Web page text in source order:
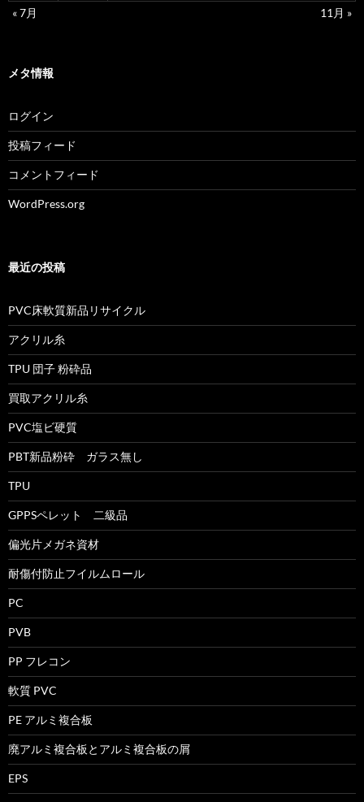
« 7月
11月 »
メタ情報
ログイン
投稿フィード
コメントフィード
WordPress.org
最近の投稿
PVC床軟質新品リサイクル
アクリル糸
TPU 団子 粉砕品
買取アクリル糸
PVC塩ビ硬質
PBT新品粉砕 ガラス無し
TPU
GPPSペレット 二級品
偏光片メガネ資材
耐傷付防止フイルムロール
PC
PVB
PP フレコン
軟質 PVC
PE アルミ複合板
廃アルミ複合板とアルミ複合板の屑
EPS